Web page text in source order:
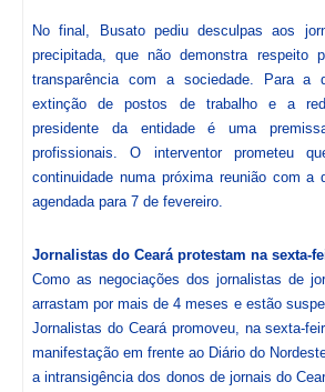
No final, Busato pediu desculpas aos
precipitada, que não demonstra respeito
transparência com a sociedade. Para a
extinção de postos de trabalho e a
presidente da entidade é uma
profissionais. O interventor prometeu
continuidade numa próxima reunião com a
agendada para 7 de fevereiro.
Jornalistas do Ceará protestam na sexta-
Como as negociações dos jornalistas de
arrastam por mais de 4 meses e estão
Jornalistas do Ceará promoveu, na sexta-
manifestação em frente ao Diário do
a intransigência dos donos de jornais do